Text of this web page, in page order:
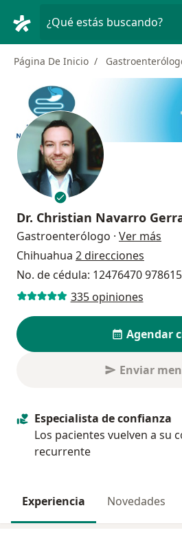
¿Qué estás buscando?
Página De Inicio
Dr. Christian Navarro
Gastroenterólogo · Ver más
Chihuahua 2 direcciones
No. de cédula: 12476470
335 opiniones
Agendar
Enviar
Especialista de confianza
Los pacientes vuelven a su
recurrente
Experiencia Novedades